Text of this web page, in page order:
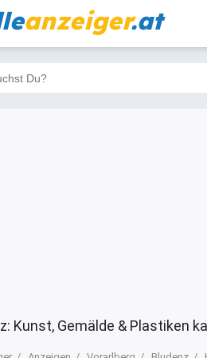
anzeiger.at
Kunst, Gemälde & Plastiken
Alle
73
Privat
71